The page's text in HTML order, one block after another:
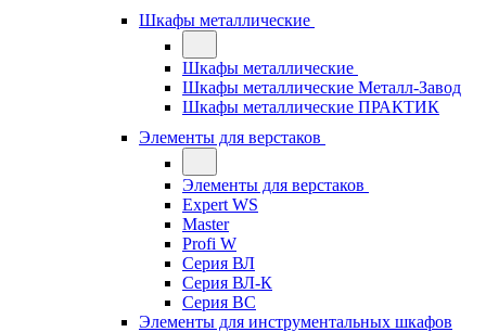
Шкафы металлические
Шкафы металлические
Шкафы металлические Металл-Завод
Шкафы металлические ПРАКТИК
Элементы для верстаков
Элементы для верстаков
Expert WS
Master
Profi W
Серия ВЛ
Серия ВЛ-К
Серия ВС
Элементы для инструментальных шкафов